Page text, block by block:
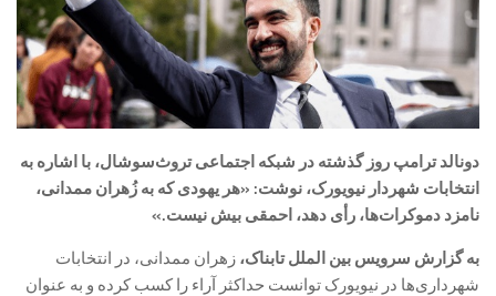
دونالد ترامپ روز گذشته در شبکه اجتماعی تروث‌سوشال، با اشاره به
انتخابات شهردار نیویورک، نوشت: «هر یهودی که به زُهران ممدانی،
نامزد دموکرات‌ها، رأی دهد، احمقی بیش نیست.»
به گزارش سرویس بین الملل تابناک، زهران ممدانی، در انتخابات
شهرداری‌ها در نیویورک توانست حداکثر آراء را کسب کرده و به عنوان